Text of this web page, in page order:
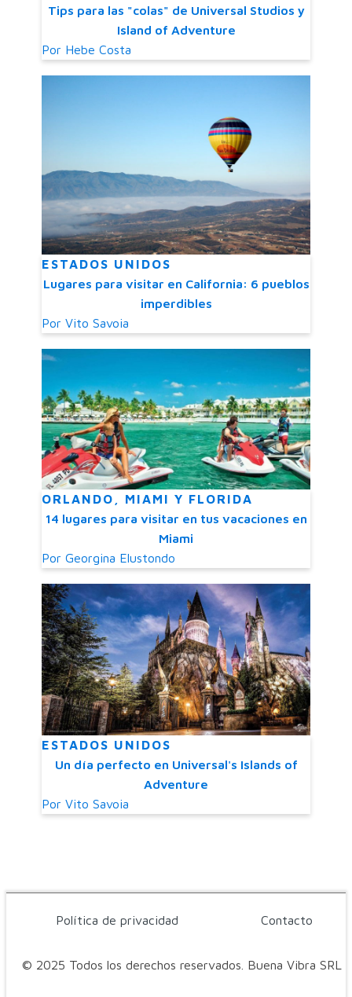
Tips para las "colas" de Universal Studios y
Island of Adventure
Por Hebe Costa
ESTADOS UNIDOS
Lugares para visitar en California: 6 pueblos
imperdibles
Por Vito Savoia
ORLANDO, MIAMI Y FLORIDA
14 lugares para visitar en tus vacaciones en
Miami
Por Georgina Elustondo
ESTADOS UNIDOS
Un día perfecto en Universal's Islands of
Adventure
Por Vito Savoia
© 2025 Todos los derechos reservados. Buena Vibra SRL
Política de privacidad Contacto